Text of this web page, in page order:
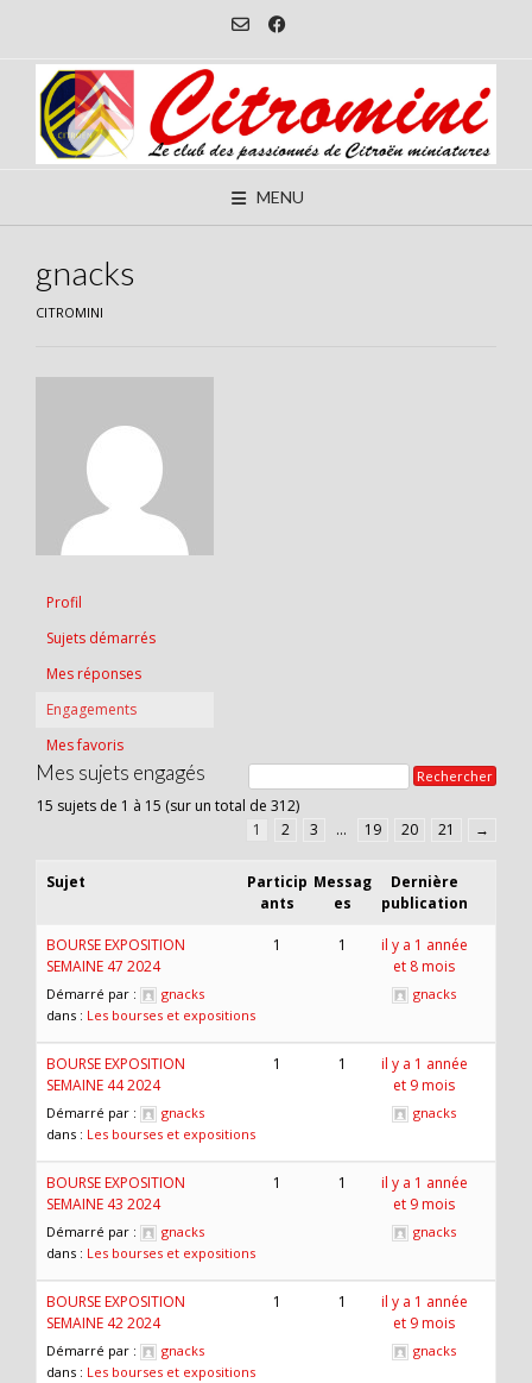
content
MENU
gnacks
CITROMINI
Profil
Sujets démarrés
Mes réponses
Engagements
Mes favoris
Mes sujets engagés
15 sujets de 1 à 15 (sur un total de 312)
1
2 3 … 19 20 21 →
Sujet
Particip
ants
Messag
es
Dernière
publication
BOURSE EXPOSITION
SEMAINE 47 2024
Démarré par :
gnacks
dans : Les bourses et expositions
1 1
il y a 1 année
et 8 mois
gnacks
BOURSE EXPOSITION
SEMAINE 44 2024
Démarré par :
gnacks
dans : Les bourses et expositions
1 1
il y a 1 année
et 9 mois
gnacks
BOURSE EXPOSITION
SEMAINE 43 2024
Démarré par :
gnacks
dans : Les bourses et expositions
1 1
il y a 1 année
et 9 mois
gnacks
BOURSE EXPOSITION
SEMAINE 42 2024
Démarré par :
gnacks
dans : Les bourses et expositions
1 1
il y a 1 année
et 9 mois
gnacks